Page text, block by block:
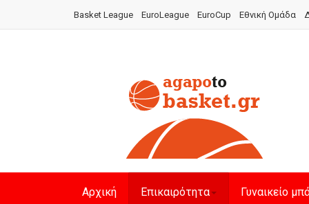
Basket League EuroLeague EuroCup Εθνική Ομάδα
Αρχική Επικαιρότητα Γυναικείο